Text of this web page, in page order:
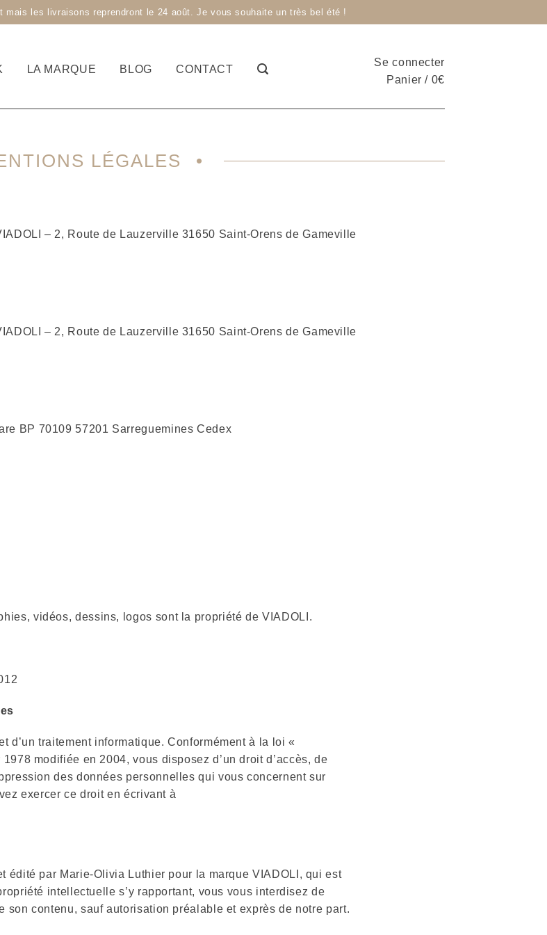
mais les livraisons reprendront le 24 août. Je vous souhaite un très bel été !
LA MARQUE BLOG CONTACT
Se connecter
Panier / 0€
LÉGALES
– 2, Route de Lauzerville 31650 Saint-Orens de Gameville
– 2, Route de Lauzerville 31650 Saint-Orens de Gameville
BP 70109 57201 Sarreguemines Cedex
vidéos, dessins, logos sont la propriété de VIADOLI.
d’un traitement informatique. Conformément à la loi «
modifiée en 2004, vous disposez d’un droit d’accès, de
des données personnelles qui vous concernent sur
exercer ce droit en écrivant à
édité par Marie-Olivia Luthier pour la marque VIADOLI, qui est
intellectuelle s’y rapportant, vous vous interdisez de
son contenu, sauf autorisation préalable et exprès de notre part.